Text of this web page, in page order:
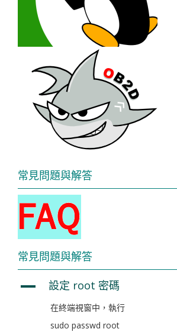
常見問題與解答
常見問題與解答
A 設定 root 密碼
在終端視窗中，執行
sudo passwd root